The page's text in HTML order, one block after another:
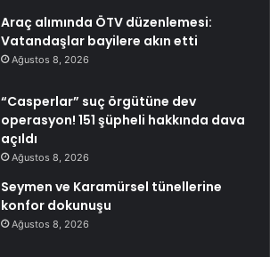
Araç alımında ÖTV düzenlemesi:
Vatandaşlar bayilere akın etti
Ağustos 8, 2026
“Casperlar” suç örgütüne dev
operasyon! 151 şüpheli hakkında dava
açıldı
Ağustos 8, 2026
Seymen ve Karamürsel tünellerine
konfor dokunuşu
Ağustos 8, 2026